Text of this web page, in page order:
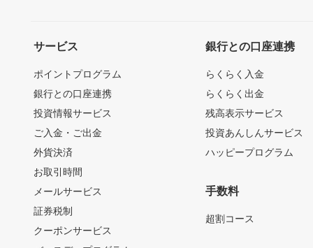
サービス
ポイントプログラム
銀行との口座連携
投資情報サービス
ご入金・ご出金
外貨決済
お取引時間
メールサービス
証券税制
クーポンサービス
銀行との口座連携
らくらく入金
らくらく出金
残高表示サービス
投資あんしんサービス
ハッピープログラム
手数料
超割コース